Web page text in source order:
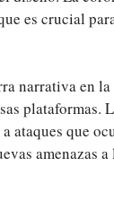
es crucial
narrativa en
plataformas.
ataques que
amenazas